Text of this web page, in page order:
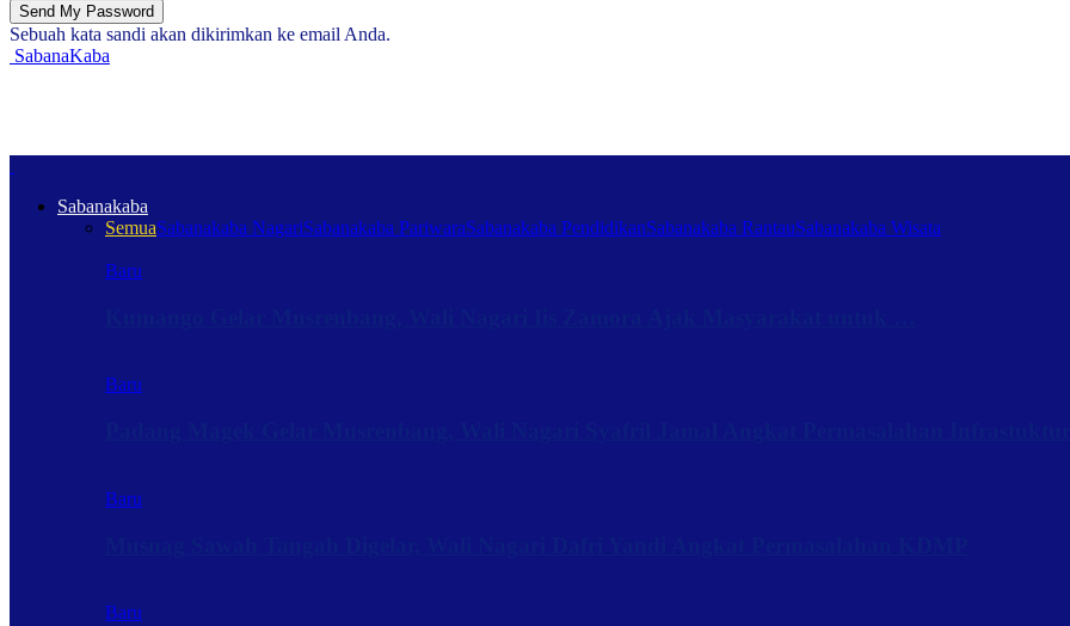
Sebuah kata sandi akan dikirimkan ke email Anda.
SabanaKaba
Sabanakaba
SemuaSabanakaba NagariSabanakaba PariwaraSabanakaba PendidikanSabanakaba RantauSabanakaba Wisata
Baru
Baru
Baru
Baru